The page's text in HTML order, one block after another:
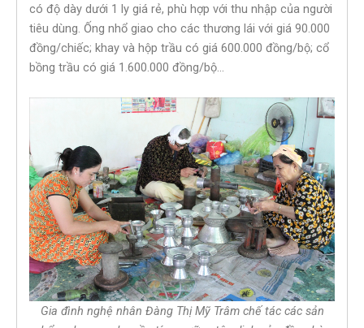
có độ dày dưới 1 ly giá rẻ, phù hợp với thu nhập của người
tiêu dùng. Ống nhổ giao cho các thương lái với giá 90.000
đồng/chiếc; khay và hộp trầu có giá 600.000 đồng/bộ; cổ
bồng trầu có giá 1.600.000 đồng/bộ…
Gia đình nghệ nhân Đàng Thị Mỹ Trâm chế tác các sản